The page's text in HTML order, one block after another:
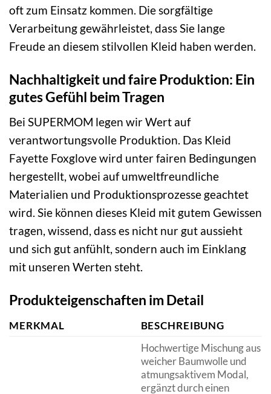
oft zum Einsatz kommen. Die sorgfältige
Verarbeitung gewährleistet, dass Sie lange
Freude an diesem stilvollen Kleid haben werden.
Nachhaltigkeit und faire Produktion: Ein
gutes Gefühl beim Tragen
Bei SUPERMOM legen wir Wert auf
verantwortungsvolle Produktion. Das Kleid
Fayette Foxglove wird unter fairen Bedingungen
hergestellt, wobei auf umweltfreundliche
Materialien und Produktionsprozesse geachtet
wird. Sie können dieses Kleid mit gutem Gewissen
tragen, wissend, dass es nicht nur gut aussieht
und sich gut anfühlt, sondern auch im Einklang
mit unseren Werten steht.
Produkteigenschaften im Detail
MERKMAL BESCHREIBUNG
Hochwertige Mischung aus
weicher Baumwolle und
atmungsaktivem Modal,
ergänzt durch einen